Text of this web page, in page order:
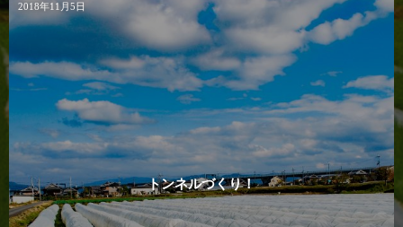
2018年11月5日
トンネルづくり！